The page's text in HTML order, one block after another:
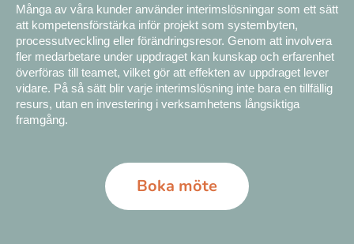
Många av våra kunder använder interimslösningar som ett sätt
att kompetensförstärka inför projekt som systembyten,
processutveckling eller förändringsresor. Genom att involvera
fler medarbetare under uppdraget kan kunskap och erfarenhet
överföras till teamet, vilket gör att effekten av uppdraget lever
vidare. På så sätt blir varje interimslösning inte bara en tillfällig
resurs, utan en investering i verksamhetens långsiktiga
framgång.
Boka möte